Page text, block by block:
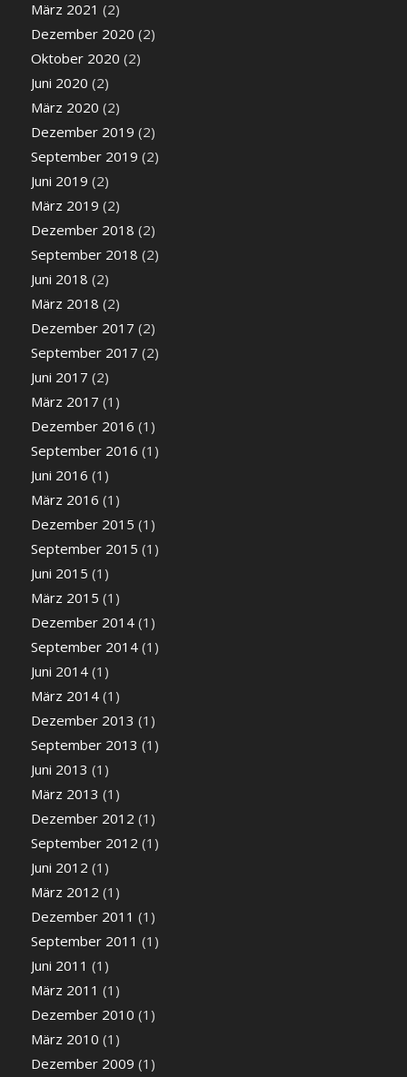
März 2021 (2)
Dezember 2020 (2)
Oktober 2020 (2)
Juni 2020 (2)
März 2020 (2)
Dezember 2019 (2)
September 2019 (2)
Juni 2019 (2)
März 2019 (2)
Dezember 2018 (2)
September 2018 (2)
Juni 2018 (2)
März 2018 (2)
Dezember 2017 (2)
September 2017 (2)
Juni 2017 (2)
März 2017 (1)
Dezember 2016 (1)
September 2016 (1)
Juni 2016 (1)
März 2016 (1)
Dezember 2015 (1)
September 2015 (1)
Juni 2015 (1)
März 2015 (1)
Dezember 2014(1)
September 2014(1)
Juni 2014(1)
März 2014(1)
Dezember 2013 (1)
September 2013 (1)
Juni 2013 (1)
März 2013 (1)
Dezember 2012 (1)
September 2012 (1)
Juni 2012 (1)
März 2012 (1)
Dezember 2011 (1)
September 2011 (1)
Juni 2011 (1)
März 2011 (1)
Dezember 2010 (1)
März 2010 (1)
Dezember 2009 (1)